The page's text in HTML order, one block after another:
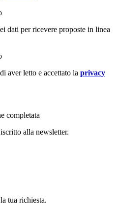
dati per ricevere proposte in linea
aver letto e accettato la privacy
completata
alla newsletter.
tua richiesta.